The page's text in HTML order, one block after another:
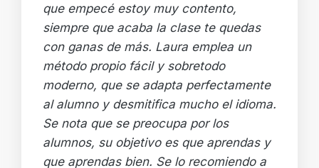
que empecé estoy muy contento,
siempre que acaba la clase te quedas
con ganas de más. Laura emplea un
método propio fácil y sobretodo
moderno, que se adapta perfectamente
al alumno y desmitifica mucho el idioma.
Se nota que se preocupa por los
alumnos, su objetivo es que aprendas y
que aprendas bien. Se lo recomiendo a